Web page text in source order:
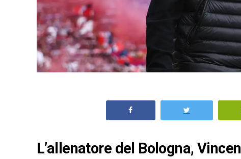
L’allenatore del Bologna,